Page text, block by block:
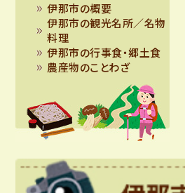
伊那市の概要
伊那市の観光名所／名物
料理
伊那市の行事食・郷土食
農産物のことわざ